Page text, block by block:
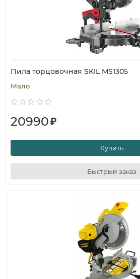
Пила торцовочная SKIL MS1305
Мало
20990₽
Купить
Быстрый заказ